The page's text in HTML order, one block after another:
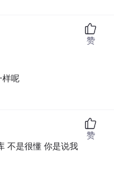
样呢
赞
不是很懂 你是说我
赞